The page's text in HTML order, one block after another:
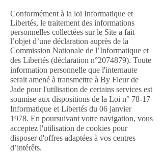
Conformément à la loi Informatique et
Libertés, le traitement des informations
personnelles collectées sur le Site a fait
l’objet d’une déclaration auprès de la
Commission Nationale de l’Informatique et
des Libertés (déclaration n°2074879). Toute
information personnelle que l'internaute
serait amené à transmettre à By Fleur de
Jade pour l'utilisation de certains services est
soumise aux dispositions de la Loi n° 78-17
Informatique et Libertés du 06 janvier
1978. En poursuivant votre navigation, vous
acceptez l'utilisation de cookies pour
disposer d'offres adaptées à vos centres
d’intérêts.